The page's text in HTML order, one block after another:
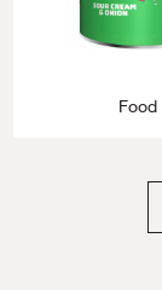
Food